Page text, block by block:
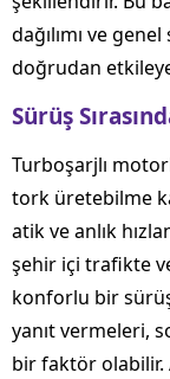
dağılımı ve
doğrudan
Sürüş
Turboşarjlı
tork üretebilme
atik ve anlık
şehir içi trafikte
konforlu bir
yanıt vermeleri,
bir faktör olabilir.